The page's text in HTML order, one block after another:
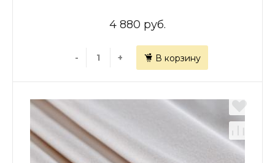
4 880 руб.
- + В корзину